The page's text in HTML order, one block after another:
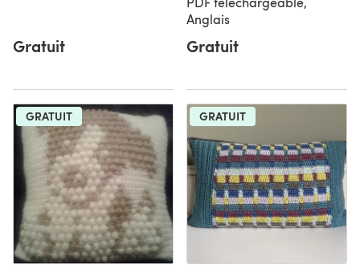
Gratuit
Anglais
Gratuit
GRATUIT GRATUIT